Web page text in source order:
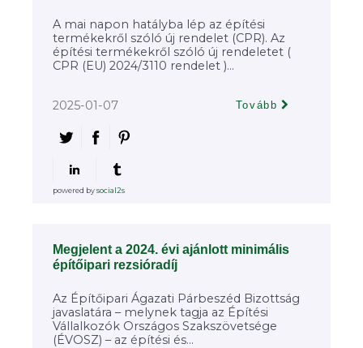
A mai napon hatályba lép az építési
termékekről szóló új rendelet (CPR). Az
építési termékekről szóló új rendeletet (
CPR (EU) 2024/3110 rendelet )...
2025-01-07 Tovább
powered bysocial2s
Megjelent a 2024. évi ajánlott minimális
építőipari rezsióradíj
Az Építőipari Ágazati Párbeszéd Bizottság
javaslatára – melynek tagja az Építési
Vállalkozók Országos Szakszövetsége
(ÉVOSZ) – az építési és...